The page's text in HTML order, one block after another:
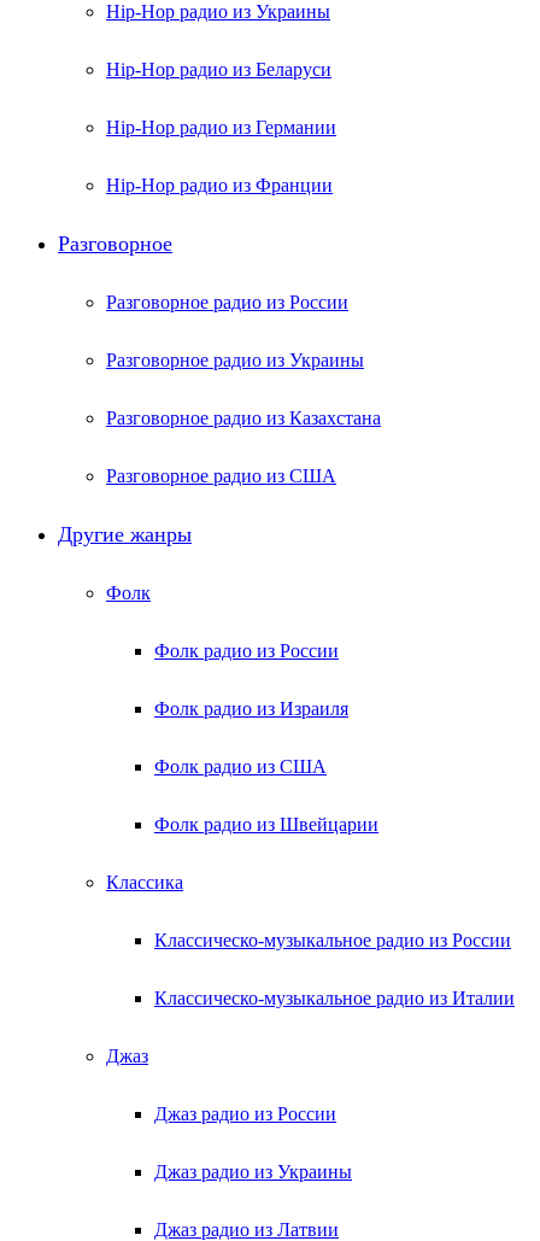
Hip-Hop радио из Украины
Hip-Hop радио из Беларуси
Hip-Hop радио из Германии
Hip-Hop радио из Франции
Разговорное
Разговорное радио из России
Разговорное радио из Украины
Разговорное радио из Казахстана
Разговорное радио из США
Другие жанры
Фолк
Фолк радио из России
Фолк радио из Израиля
Фолк радио из США
Фолк радио из Швейцарии
Классика
Классическо-музыкальное радио из России
Классическо-музыкальное радио из Италии
Джаз
Джаз радио из России
Джаз радио из Украины
Джаз радио из Латвии